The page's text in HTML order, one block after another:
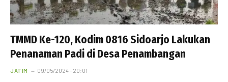
TMMD Ke-120, Kodim 0816 Sidoarjo Lakukan
Penanaman Padi di Desa Penambangan
JATIM 09/05/2024 - 20:01